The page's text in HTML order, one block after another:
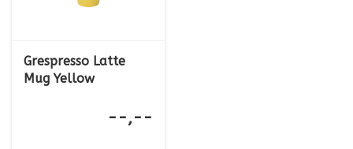
Grespresso Latte
Mug Yellow
--,--